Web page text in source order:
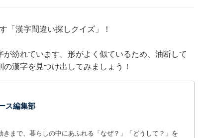
「漢字間違い探しクイズ」！
紛れています。形がよく似ているため、油断して
漢字を見つけ出してみましょう！
ス編集部
まで、暮らしの中にあふれる「なぜ？」「どうして？」を